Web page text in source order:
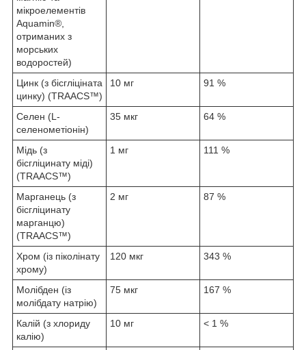
мікроелементів
Aquamin®,
отриманих з
морських
водоростей)
Цинк (з бісгліціната
цинку) (TRAACS™)
10 мг 91 %
Селен (L-
селенометіонін)
35 мкг 64 %
Мідь (з
бісгліцинату міді)
(TRAACS™)
1 мг 111 %
Марганець (з
бісгліцинату
марганцю)
(TRAACS™)
2 мг 87 %
Хром (із піколінату
хрому)
120 мкг 343 %
Молібден (із
молібдату натрію)
75 мкг 167 %
Калій (з хлориду
калію)
10 мг < 1 %